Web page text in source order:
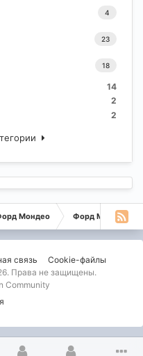
4
23
18
14
2
2
Мондео Форд Мондео-3
связь
Cookie-файлы
Права не защищены.
Community